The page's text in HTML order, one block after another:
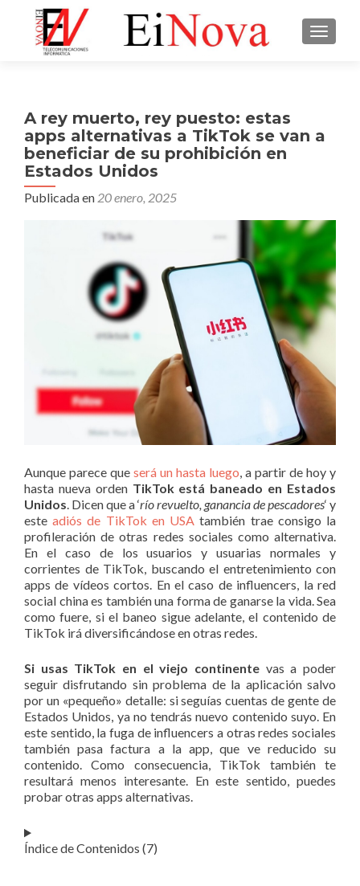
A rey muerto, rey puesto: estas
apps alternativas a TikTok se van a
beneficiar de su prohibición en
Estados Unidos
Publicada en 20 enero, 2025
Aunque parece que será un hasta luego, a partir de hoy y
hasta nueva orden TikTok está baneado en Estados
Unidos. Dicen que a ‘río revuelto, ganancia de pescadores‘ y
esteadiós de TikTok en USA también trae consigo la
profileración de otras redes sociales como alternativa.
En el caso de los usuarios y usuarias normales y
corrientes de TikTok, buscando el entretenimiento con
apps de vídeos cortos. En el caso de influencers, la red
social china es también una forma de ganarse la vida. Sea
como fuere, si el baneo sigue adelante, el contenido de
TikTok irá diversificándose en otras redes.
Si usas TikTok en el viejo continente vas a poder
seguir disfrutando sin problema de la aplicación salvo
por un «pequeño» detalle: si seguías cuentas de gente de
Estados Unidos, ya no tendrás nuevo contenido suyo. En
este sentido, la fuga de influencers a otras redes sociales
también pasa factura a la app, que ve reducido su
contenido. Como consecuencia, TikTok también te
resultará menos interesante. En este sentido, puedes
probar otras apps alternativas.
Índice de Contenidos (7)